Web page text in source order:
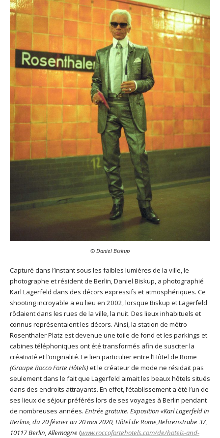
© Daniel Biskup
Capturé dans l’instant sous les faibles lumières de la ville, le
photographe et résident de Berlin, Daniel Biskup, a photographié
Karl Lagerfeld dans des décors expressifs et atmosphériques. Ce
shooting incroyable a eu lieu en 2002, lorsque Biskup et Lagerfeld
rôdaient dans les rues de la ville, la nuit. Des lieux inhabituels et
connus représentaient les décors. Ainsi, la station de métro
Rosenthaler Platz est devenue une toile de fond et les parkings et
cabines téléphoniques ont été transformés afin de susciter la
créativité et l’originalité. Le lien particulier entre l’Hôtel de Rome
(Groupe Rocco Forte Hôtels)et le créateur de mode ne résidait pas
seulement dans le fait que Lagerfeld aimait les beaux hôtels situés
dans des endroits attrayants. En effet, l’établissement a été l’un de
ses lieux de séjour préférés lors de ses voyages à Berlin pendant
de nombreuses années. Entrée gratuite. Exposition «Karl Lagerfeld in
Berlin», du 20 février au 20 mai 2020, Hôtel de Rome,Behrenstrabe 37,
10117 Berlin, Allemagne (www.roccofortehotels.com/de/hotels-and-